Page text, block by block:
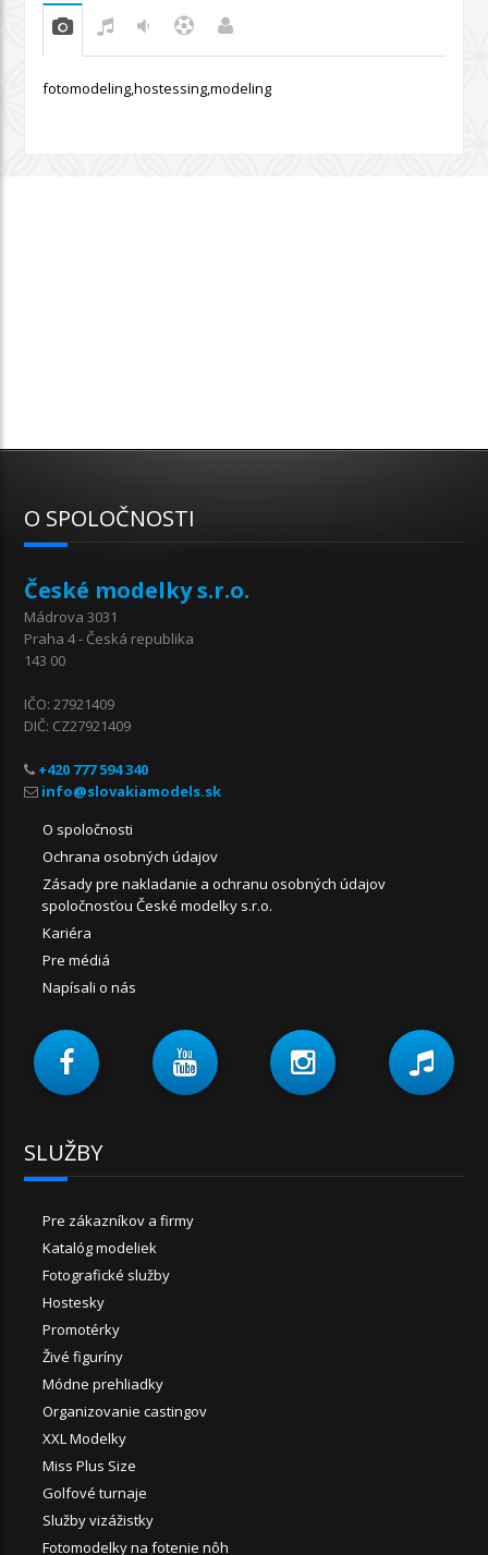
fotomodeling,hostessing,modeling
O SPOLOČNOSTI
České modelky s.r.o.
Mádrova 3031
Praha 4 - Česká republika
143 00
IČO: 27921409
DIČ: CZ27921409
+420 777 594 340
O spoločnosti
Ochrana osobných údajov
Zásady pre nakladanie a ochranu osobných údajov
spoločnosťou České modelky s.r.o.
Kariéra
Pre médiá
Napísali o nás
SLUŽBY
Pre zákazníkov a firmy
Katalóg modeliek
Fotografické služby
Hostesky
Promotérky
Živé figuríny
Módne prehliadky
Organizovanie castingov
XXL Modelky
Miss Plus Size
Golfové turnaje
Služby vizážistky
Fotomodelky na fotenie nôh